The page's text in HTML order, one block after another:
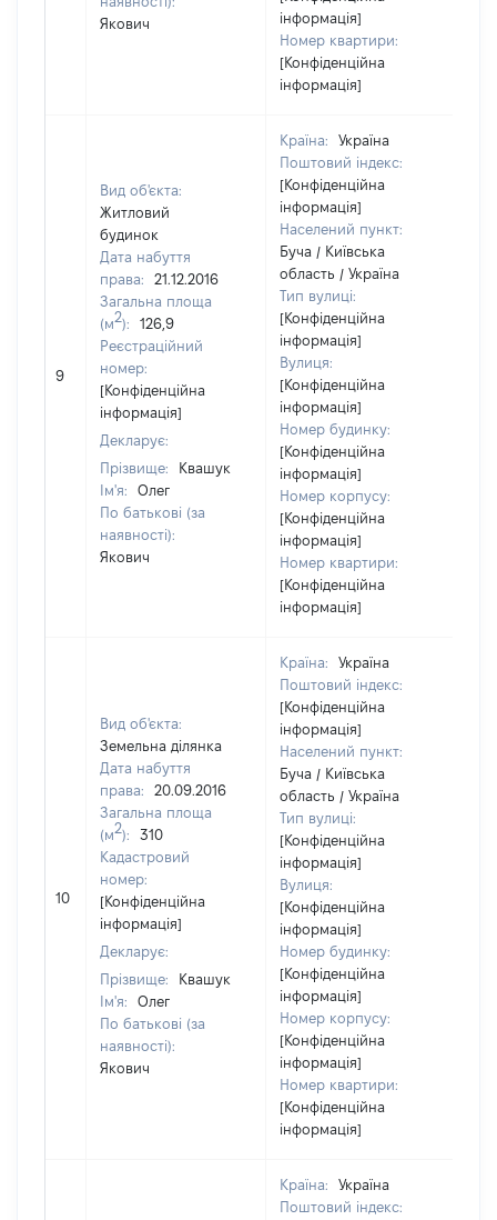
Якович
інформація]
Номер квартири:
[Конфіденційна
інформація]
9
Вид об'єкта:
Житловий
будинок
Дата набуття
права:
21.12.2016
Загальна площа
(м2):
126,9
Реєстраційний
номер:
[Конфіденційна
інформація]
Декларує:
Прізвище:
Квашук
Ім'я:
Олег
По батькові (за
наявності):
Якович
Країна:
Україна
Поштовий індекс:
[Конфіденційна
інформація]
Населений пункт:
Буча / Київська
область / Україна
Тип вулиці:
[Конфіденційна
інформація]
Вулиця:
[Конфіденційна
інформація]
Номер будинку:
[Конфіденційна
інформація]
Номер корпусу:
[Конфіденційна
інформація]
Номер квартири:
[Конфіденційна
інформація]
10
Вид об'єкта:
Земельна ділянка
Дата набуття
права:
20.09.2016
Загальна площа
(м2):
310
Кадастровий
номер:
[Конфіденційна
інформація]
Декларує:
Прізвище:
Квашук
Ім'я:
Олег
По батькові (за
наявності):
Якович
Країна:
Україна
Поштовий індекс:
[Конфіденційна
інформація]
Населений пункт:
Буча / Київська
область / Україна
Тип вулиці:
[Конфіденційна
інформація]
Вулиця:
[Конфіденційна
інформація]
Номер будинку:
[Конфіденційна
інформація]
Номер корпусу:
[Конфіденційна
інформація]
Номер квартири:
[Конфіденційна
інформація]
Країна:
Україна
Поштовий індекс: